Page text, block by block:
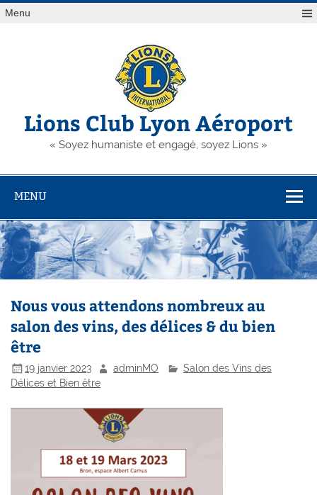
Skip
toMenu
Lions Club Lyon Aéroport
« Soyez humaniste et engagé, soyez Lions »
MENU
Nous vous attendons nombreux au
salon des vins, des délices & du bien
être
19 janvier 2023 adminMO
Salon des Vins des
Délices et Bien être